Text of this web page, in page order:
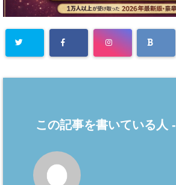
この記事を書いている人 -